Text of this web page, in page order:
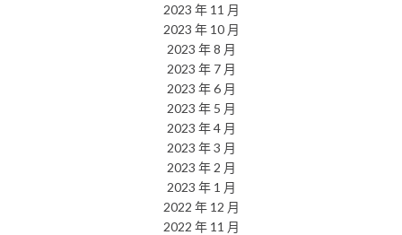
2023 年 11 月
2023 年 10 月
2023 年 8 月
2023 年 7 月
2023 年 6 月
2023 年 5 月
2023 年 4 月
2023 年 3 月
2023 年 2 月
2023 年 1 月
2022 年 12 月
2022 年 11 月